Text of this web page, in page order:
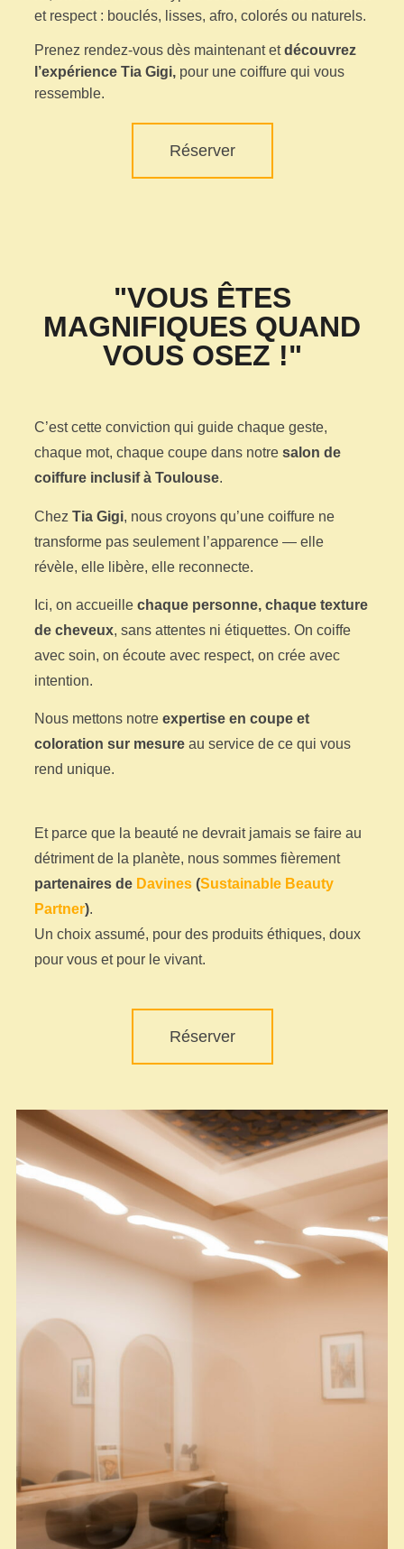
et respect : bouclés, lisses, afro, colorés ou naturels.
Prenez rendez-vous dès maintenant etdécouvrez
l’expérience Tia Gigi, pour une coiffure qui vous
ressemble.
Réserver
"VOUS ÊTES
MAGNIFIQUES QUAND
VOUS OSEZ !"
C’est cette conviction qui guide chaque geste,
chaque mot, chaque coupe dans notre salon de
coiffure inclusif à Toulouse.
Chez Tia Gigi, nous croyons qu’une coiffure ne
transforme pas seulement l’apparence — elle
révèle, elle libère, elle reconnecte.
Ici, on accueille chaque personne, chaque texture
de cheveux, sans attentes ni étiquettes. On coiffe
avec soin, on écoute avec respect, on crée avec
intention.
Nous mettons notre expertise en coupe et
coloration sur mesureau service de ce qui vous
rend unique.
Et parce que la beauté ne devrait jamais se faire au
détriment de la planète, nous sommes fièrement
partenaires de Davines(Sustainable Beauty
Partner).
Un choix assumé, pour des produits éthiques, doux
pour vous et pour le vivant.
Réserver